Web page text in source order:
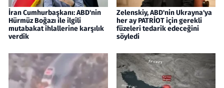
İran Cumhurbaşkanı: ABD'nin
Hürmüz Boğazı ile ilgili
mutabakat ihlallerine karşılık
verdik
Zelenskiy, ABD'nin Ukrayna'ya
her ay PATRİOT için gerekli
füzeleri tedarik edeceğini
söyledi